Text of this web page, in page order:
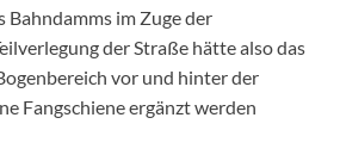
Bahndamms im Zuge der
der Straße hätte also das
vor und hinter der
Fangschiene ergänzt werden